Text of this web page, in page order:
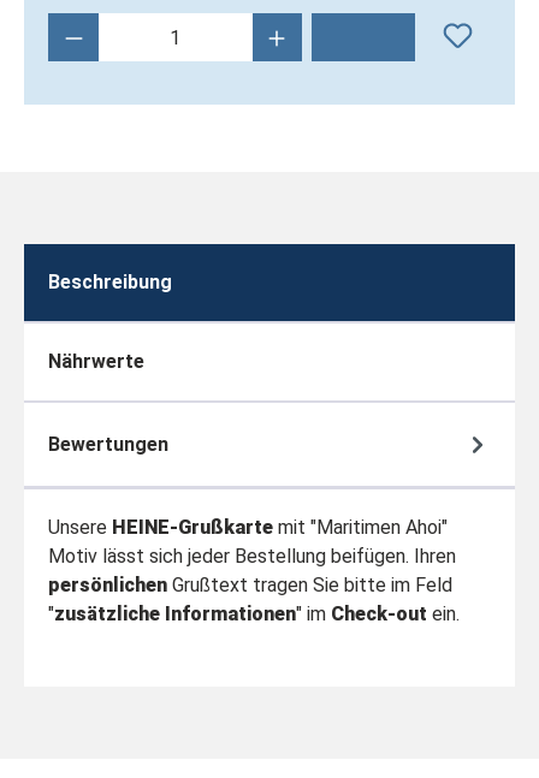
Produkt Anzahl: Gib den gewünschten
Beschreibung
Nährwerte
Bewertungen
Unsere HEINE-Grußkarte mit "Maritimen Ahoi"
Motiv lässt sich jeder Bestellung beifügen. Ihren
persönlichen Grußtext tragen Sie bitte im Feld
"zusätzliche Informationen" im Check-out ein.